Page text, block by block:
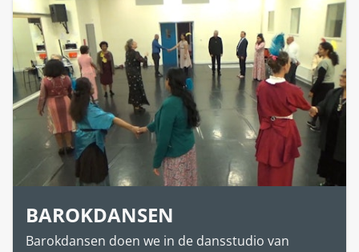
BAROKDANSEN
Barokdansen doen we in de dansstudio van